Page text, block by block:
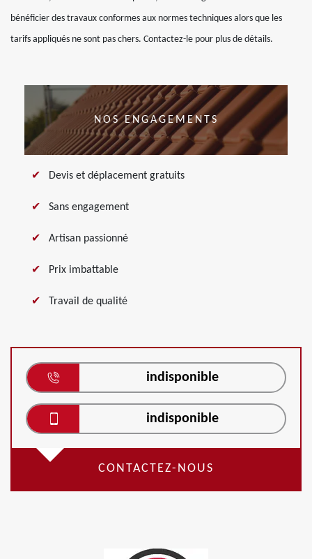
bénéficier des travaux conformes aux normes techniques alors que les
tarifs appliqués ne sont pas chers. Contactez-le pour plus de détails.
NOS ENGAGEMENTS
Devis et déplacement gratuits
Sans engagement
Artisan passionné
Prix imbattable
Travail de qualité
indisponible
indisponible
CONTACTEZ-NOUS